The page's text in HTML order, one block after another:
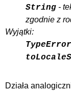
String -
zgodnie z
Wyjątki:
TypeError
Działa